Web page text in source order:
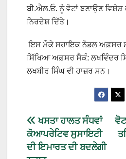
ਬੀ.ਐਲ.ਓ. ਨੂੰ ਵੋਟਾਂ ਬਣਾਉਣ
ਨਿਰਦੇਸ਼ ਦਿੱਤੇ।
ਇਸ ਮੌਕੇ ਸਹਾਇਕ ਨੋਡਲ ਅਫ਼ਸਰ
ਸਿੱਖਿਆ ਅਫ਼ਸਰ ਸੈਕੰ: ਲਖਵਿੰਦਰ
ਲਖਬੀਰ ਸਿੰਘ ਵੀ ਹਾਜ਼ਰ ਸਨ।
ਖਸਤਾ ਹਾਲਤ ਸੰਧਵਾਂ
ਕੋਆਪਰੇਟਿਵ ਸੁਸਾਇਟੀ
ਦੀ ਇਮਾਰਤ ਦੀ ਬਦਲੇਗੀ